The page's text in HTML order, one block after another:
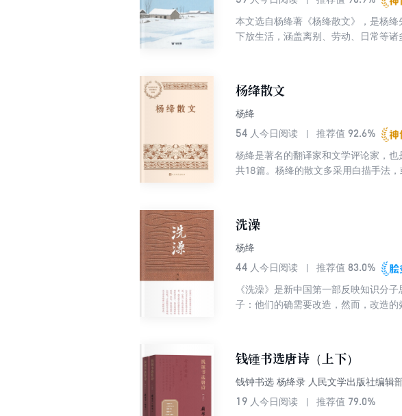
本文选自杨绛著《杨绛散文》，是杨
下放生活，涵盖离别、劳动、日常等
杨绛散文
杨绛
54 人今日阅读 推荐值 92.6%
杨绛是著名的翻译家和文学评论家，
共18篇。杨绛的散文多采用白描手法
洗澡
杨绛
44 人今日阅读 推荐值 83.0%
《洗澡》是新中国第一部反映知识分
子：他们的确需要改造，然而，改造
钱锺书选唐诗（上下）
钱钟书选 杨绛录 人民文学出版社编辑
19 人今日阅读 推荐值 79.0%